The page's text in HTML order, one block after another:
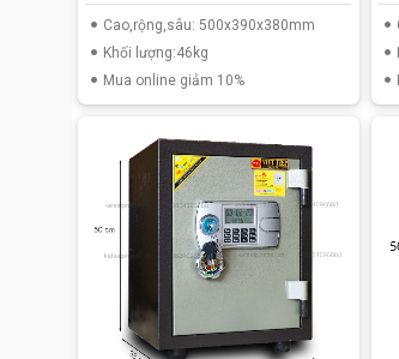
Cao,rộng,sâu: 500x390x380mm
Khối lượng:46kg
Mua online giảm 10%